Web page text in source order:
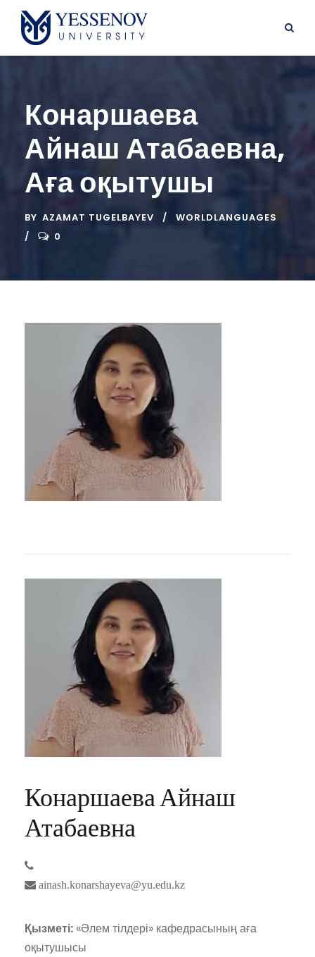
Конаршаева
Айнаш Атабаевна,
Аға оқытушы
BY AZAMAT TUGELBAYEV
WORLDLANGUAGES
0
Конаршаева Айнаш
Атабаевна
ainash.konarshayeva@yu.edu.kz
Қызметі: «Әлем тілдері» кафедрасының аға
оқытушысы